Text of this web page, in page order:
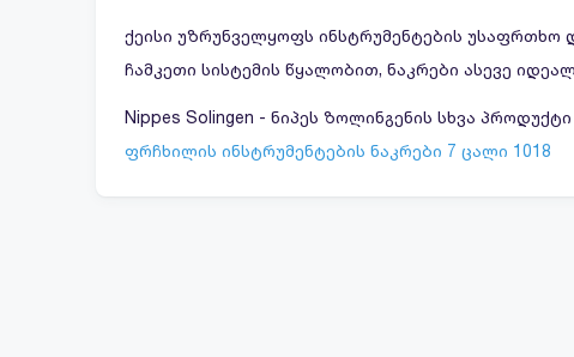
ქეისი უზრუნველყოფს ინსტრუმენტების უსაფრთხო
ჩამკეთი სისტემის წყალობით, ნაკრები ასევე
Nippes Solingen - ნიპეს ზოლინგენის სხვა
ფრჩხილის ინსტრუმენტების ნაკრები 7 ცალი 1018